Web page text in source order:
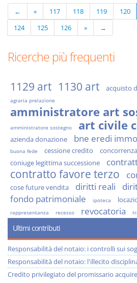
← « 117 118 119 120
124
125 126 » →
Ricerche più frequenti
1129 art 1130 art acquisto
agraria prelazione
amministratore art
amministratore sostegno art civile
azienda donazione bne eredi
buona fede cessione credito
coniuge legittima successione
contratto favore terzo
cose future vendita diritti reali
fondo patrimoniale ipoteca
rappresentanza
recesso revocatoria
Ultimi contributi
Responsabilità del notaio: i controlli sui
Responsabilità del notaio: l'illecito
Credito privilegiato del promissario